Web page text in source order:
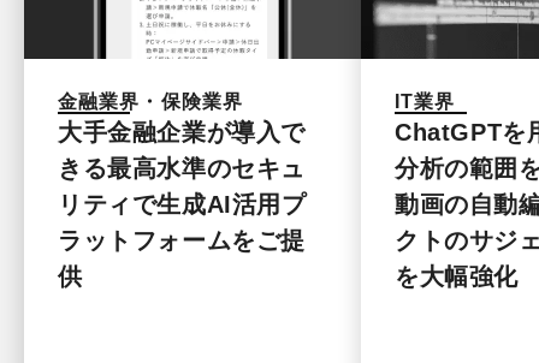
金融業界・保険業界
大手金融企業が導入で
きる最高水準のセキュ
リティで生成AI活用プ
ラットフォームをご提
供
IT業界
ChatGPTを
分析の範囲
動画の自動
クトのサジ
を大幅強化